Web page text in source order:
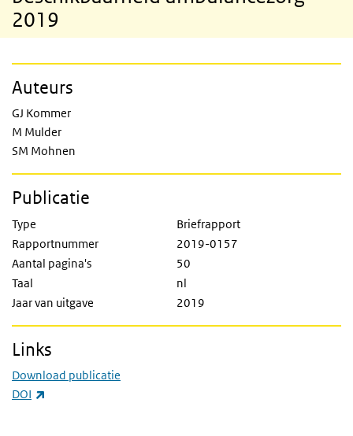
2019
Auteurs
GJ Kommer
M Mulder
SM Mohnen
Publicatie
Type
Briefrapport
Rapportnummer
2019-0157
Aantal pagina's
50
Taal
nl
Jaar van uitgave
2019
Links
Download publicatie
DOI